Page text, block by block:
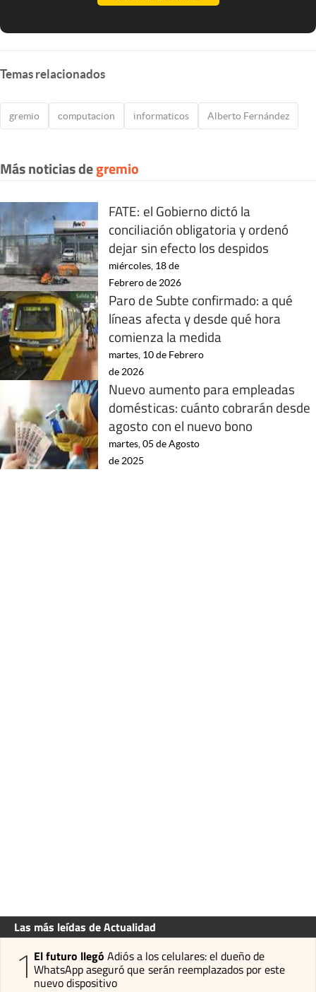
Temas relacionados
gremio computacion informaticos Alberto Fernández
Más noticias degremio
FATE: el Gobierno dictó la
conciliación obligatoria y ordenó
dejar sin efecto los despidos
miércoles, 18 de
Febrero de 2026
Paro de Subte confirmado: a qué
líneas afecta y desde qué hora
comienza la medida
martes, 10 de Febrero
de 2026
Nuevo aumento para empleadas
domésticas: cuánto cobrarán desde
agosto con el nuevo bono
martes, 05 de Agosto
de 2025
Las más leídas de Actualidad
1 El futuro llegó Adiós a los celulares: el dueño de
WhatsApp aseguró que serán reemplazados por este
nuevo dispositivo